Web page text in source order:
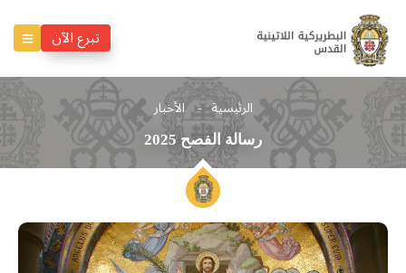
تبرع الآن
الرئيسية الأخبار
رسالة الفصح 2025